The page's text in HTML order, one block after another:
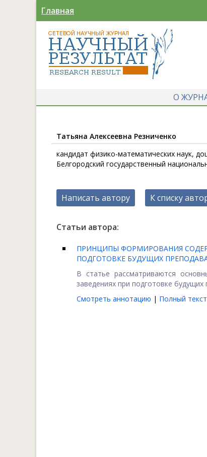
Главная
О
Татьяна Алексеевна Резниченко
кандидат физико-математических наук,
Белгородский государственный
Написать автору К списку
Статьи автора:
ПРИНЦИПЫ ФОРМИРОВАНИЯ
ПОДГОТОВКЕ БУДУЩИХ
В статье рассматриваются
заведениях при подготовке
Смотреть аннотацию | Полный